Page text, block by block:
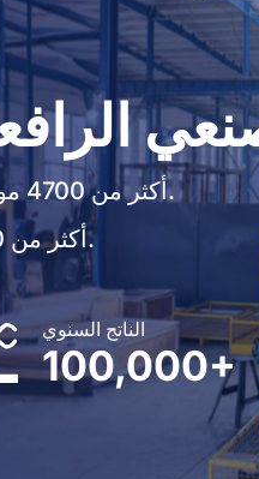
أكثر من 4700 موظف، بما في ذلك أكثر من 200 مهندس كبير.
أكثر من 3500 مجموعة من معدات المعالجة والاختبار.
الناتج السنوي
100,000+